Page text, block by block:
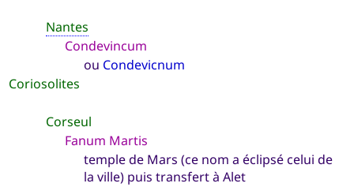
Nantes
Condevincum
ou Condevicnum
Coriosolites
Corseul
Fanum Martis
temple de Mars (ce nom a éclipsé celui de
la ville) puis transfert à Alet